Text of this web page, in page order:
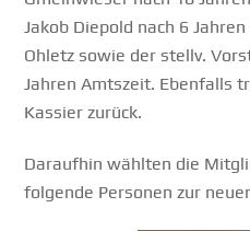
Jakob Diepold nach 6
Ohletz sowie der stellv.
Jahren Amtszeit. Ebenfalls
Kassier zurück.
Daraufhin wählten die
folgende Personen zur